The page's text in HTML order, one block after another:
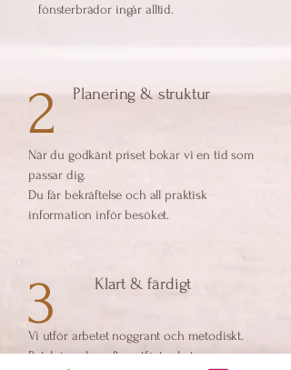
fönsterbrädor ingår alltid.
2 Planering & struktur
När du godkänt priset bokar vi en tid som
passar dig.
Du får bekräftelse och all praktisk
information inför besöket.
3 Klart & färdigt
Vi utför arbetet noggrant och metodiskt.
Betalning sker efter utfört arbete.